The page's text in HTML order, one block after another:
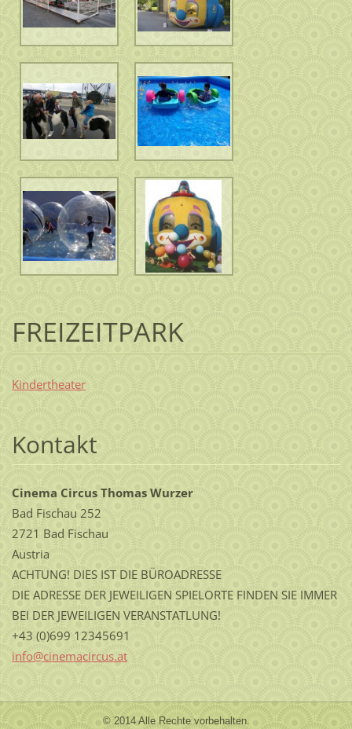
FREIZEITPARK
Kindertheater
Kontakt
Cinema Circus Thomas Wurzer
Bad Fischau 252
2721 Bad Fischau
Austria
ACHTUNG! DIES IST DIE BÜROADRESSE
DIE ADRESSE DER JEWEILIGEN SPIELORTE FINDEN SIE IMMER
BEI DER JEWEILIGEN VERANSTATLUNG!
+43 (0)699 12345691
info@cinemacircus.at
© 2014 Alle Rechte vorbehalten.